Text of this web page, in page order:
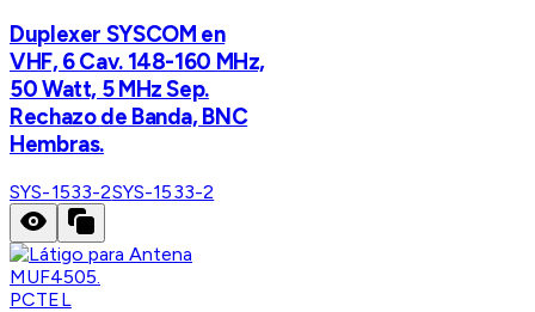
Duplexer SYSCOM en
VHF, 6 Cav. 148-160 MHz,
50 Watt, 5 MHz Sep.
Rechazo de Banda, BNC
Hembras.
SYS-1533-2SYS-1533-2
PCTEL